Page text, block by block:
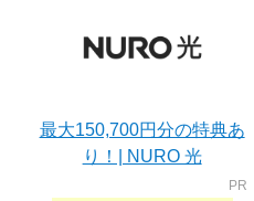
最大150,700円分の特典あ
り！| NURO 光